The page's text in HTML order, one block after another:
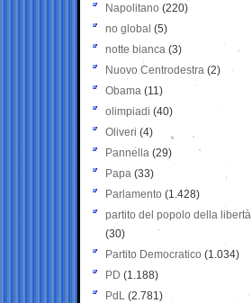
Napolitano (220)
no global (5)
notte bianca (3)
Nuovo Centrodestra (2)
Obama (11)
olimpiadi (40)
Oliveri (4)
Pannella (29)
Papa (33)
Parlamento (1.428)
partito del popolo della libertà
(30)
Partito Democratico (1.034)
PD (1.188)
PdL (2.781)